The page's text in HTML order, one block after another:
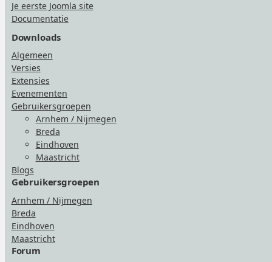
Je eerste Joomla site
Documentatie
Downloads
Algemeen
Versies
Extensies
Evenementen
Gebruikersgroepen
Arnhem / Nijmegen
Breda
Eindhoven
Maastricht
Blogs
Gebruikersgroepen
Arnhem / Nijmegen
Breda
Eindhoven
Maastricht
Forum